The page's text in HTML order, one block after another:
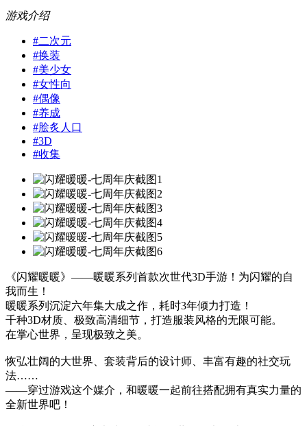
游戏介绍
#二次元
#换装
#美少女
#女性向
#偶像
#养成
#脍炙人口
#3D
#收集
《闪耀暖暖》——暖暖系列首款次世代3D手游！为闪耀的自
我而生！
暖暖系列沉淀六年集大成之作，耗时3年倾力打造！
千种3D材质、极致高清细节，打造服装风格的无限可能。
在掌心世界，呈现极致之美。
恢弘壮阔的大世界、套装背后的设计师、丰富有趣的社交玩
法……
——穿过游戏这个媒介，和暖暖一起前往搭配拥有真实力量的
全新世界吧！